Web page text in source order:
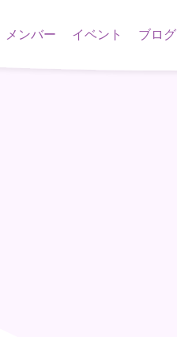
メンバー イベント ブログ